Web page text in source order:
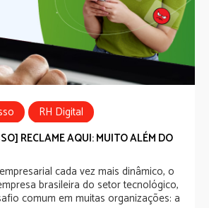
RH Digital
Comunicação Interna
RECLAME AQUI: MUITO ALÉM DO
cada vez mais dinâmico, o
brasileira do setor tecnológico,
comum em muitas organizações: a